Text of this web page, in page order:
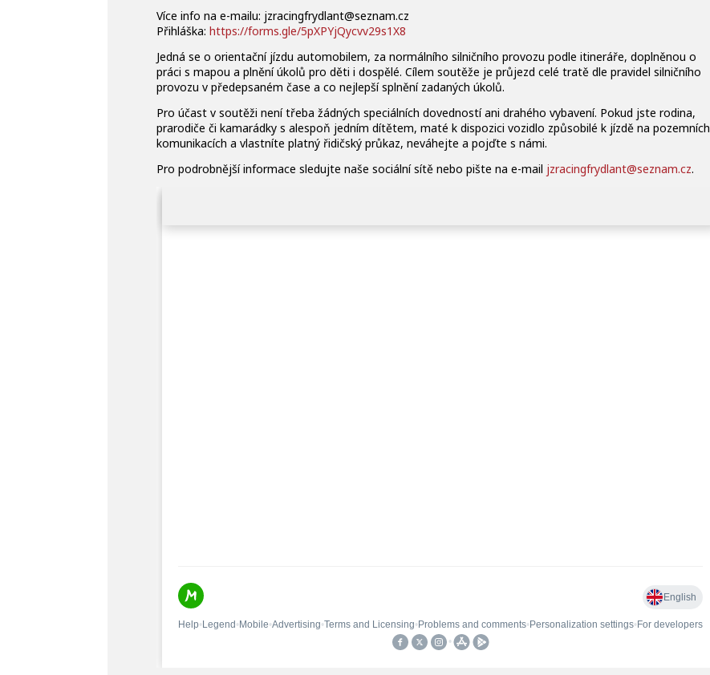
Více info na e-mailu: jzracingfrydlant@seznam.cz
Přihláška:https://forms.gle/5pXPYjQycvv29s1X8
Jedná se o orientační jízdu automobilem, za normálního silničního provozu podle itineráře, doplněnou o
práci s mapou a plnění úkolů pro děti i dospělé. Cílem soutěže je průjezd celé tratě dle pravidel silničního
provozu v předepsaném čase a co nejlepší splnění zadaných úkolů.
Pro účast v soutěži není třeba žádných speciálních dovedností ani drahého vybavení. Pokud jste rodina,
prarodiče či kamarádky s alespoň jedním dítětem, maté k dispozici vozidlo způsobilé k jízdě na pozemních
komunikacích a vlastníte platný řidičský průkaz, neváhejte a pojďte s námi.
Pro podrobnější informace sledujte naše sociální sítě nebo pište na e-mail jzracingfrydlant@seznam.cz.